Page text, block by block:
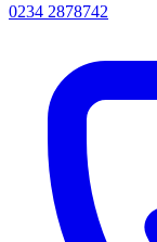
0234 2878742